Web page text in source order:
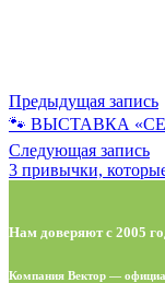
Предыдущая запись
🐾 ВЫСТАВКА
Следующая запись
3 привычки,
Нам доверяют с 2005
Компания Вектор —